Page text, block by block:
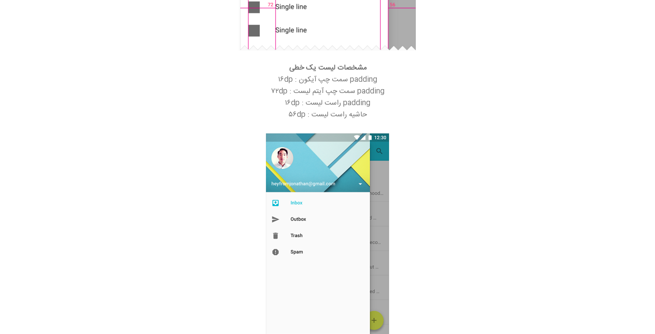
مشخصات لیست یک خطی
padding سمت چپ آیکون : ۱۶dp
padding سمت چپ آیتم لیست : ۷۲dp
padding راست لیست : ۱۶dp
حاشیه راست لیست : ۵۶dp